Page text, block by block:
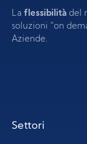
La flessibilità del
soluzioni “on
Aziende.
Settori